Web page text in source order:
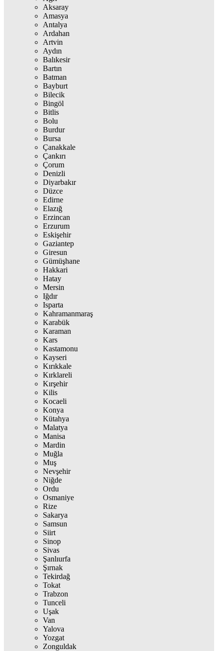
Aksaray
Amasya
Antalya
Ardahan
Artvin
Aydın
Balıkesir
Bartın
Batman
Bayburt
Bilecik
Bingöl
Bitlis
Bolu
Burdur
Bursa
Çanakkale
Çankırı
Çorum
Denizli
Diyarbakır
Düzce
Edirne
Elazığ
Erzincan
Erzurum
Eskişehir
Gaziantep
Giresun
Gümüşhane
Hakkari
Hatay
Mersin
Iğdır
Isparta
Kahramanmaraş
Karabük
Karaman
Kars
Kastamonu
Kayseri
Kırıkkale
Kırklareli
Kırşehir
Kilis
Kocaeli
Konya
Kütahya
Malatya
Manisa
Mardin
Muğla
Muş
Nevşehir
Niğde
Ordu
Osmaniye
Rize
Sakarya
Samsun
Siirt
Sinop
Sivas
Şanlıurfa
Şırnak
Tekirdağ
Tokat
Trabzon
Tunceli
Uşak
Van
Yalova
Yozgat
Zonguldak